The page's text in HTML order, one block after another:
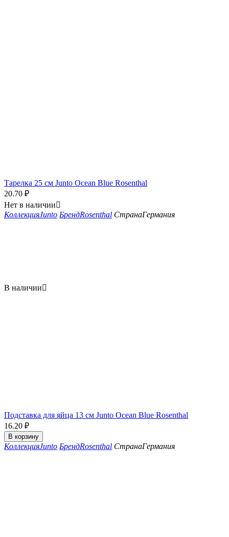
Тарелка 25 см Junto Ocean Blue Rosenthal
20.70 ₽
Нет в наличии
КоллекцияJunto БрендRosenthal СтранаГермания
В наличии
Подставка для яйца 13 см Junto Ocean Blue Rosenthal
16.20 ₽
В корзину
КоллекцияJunto БрендRosenthal СтранаГермания